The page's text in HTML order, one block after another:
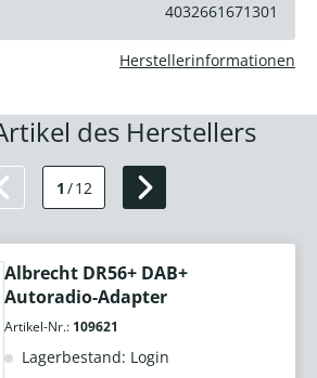
4032661671301
Herstellerinformationen
des Herstellers
1 /12
Albrecht DR56+ DAB+
Autoradio-Adapter
Artikel-Nr.: 109621
Lagerbestand: Login